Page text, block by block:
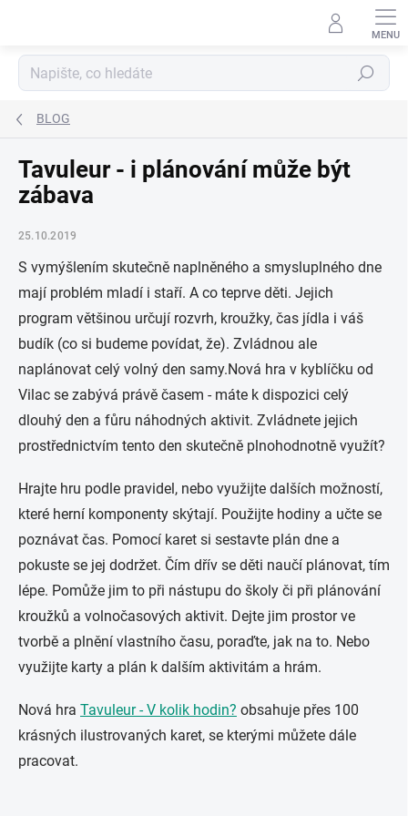
Hledat
BLOG
Tavuleur - i plánování může být
zábava
25.10.2019
S vymýšlením skutečně naplněného a smysluplného dne
mají problém mladí i staří. A co teprve děti. Jejich
program většinou určují rozvrh, kroužky, čas jídla i váš
budík (co si budeme povídat, že). Zvládnou ale
naplánovat celý volný den samy.Nová hra v kyblíčku od
Vilac se zabývá právě časem - máte k dispozici celý
dlouhý den a fůru náhodných aktivit. Zvládnete jejich
prostřednictvím tento den skutečně plnohodnotně využít?
Hrajte hru podle pravidel, nebo využijte dalších možností,
které herní komponenty skýtají. Použijte hodiny a učte se
poznávat čas. Pomocí karet si sestavte plán dne a
pokuste se jej dodržet. Čím dřív se děti naučí plánovat, tím
lépe. Pomůže jim to při nástupu do školy či při plánování
kroužků a volnočasových aktivit. Dejte jim prostor ve
tvorbě a plnění vlastního času, poraďte, jak na to. Nebo
využijte karty a plán k dalším aktivitám a hrám.
Nová hra Tavuleur - V kolik hodin? obsahuje přes 100
krásných ilustrovaných karet, se kterými můžete dále
pracovat.